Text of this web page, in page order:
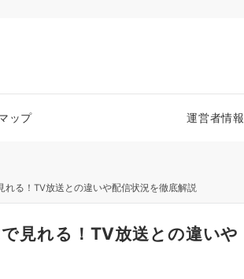
ップ 運営者情報
る！TV放送との違いや配信状況を徹底解説
見れる！TV放送との違いや